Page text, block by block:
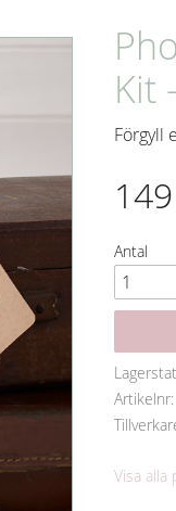
Kit
Förgyll
149
Antal
Artikelnr
Visa alla